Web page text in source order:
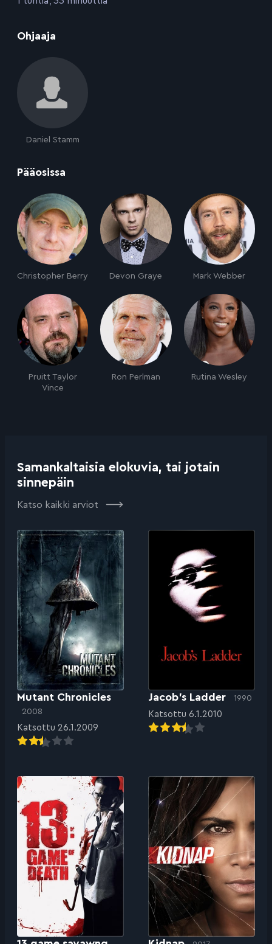
Ohjaaja
Daniel Stamm
Pääosissa
Christopher Berry Devon Graye Mark Webber
Pruitt Taylor
Vince
Ron Perlman Rutina Wesley
Samankaltaisia elokuvia, tai jotain
sinnepäin
Katso kaikki arviot
Mutant Chronicles
2008
Katsottu 26.1.2009
Jacob’s Ladder 1990
Katsottu 6.1.2010